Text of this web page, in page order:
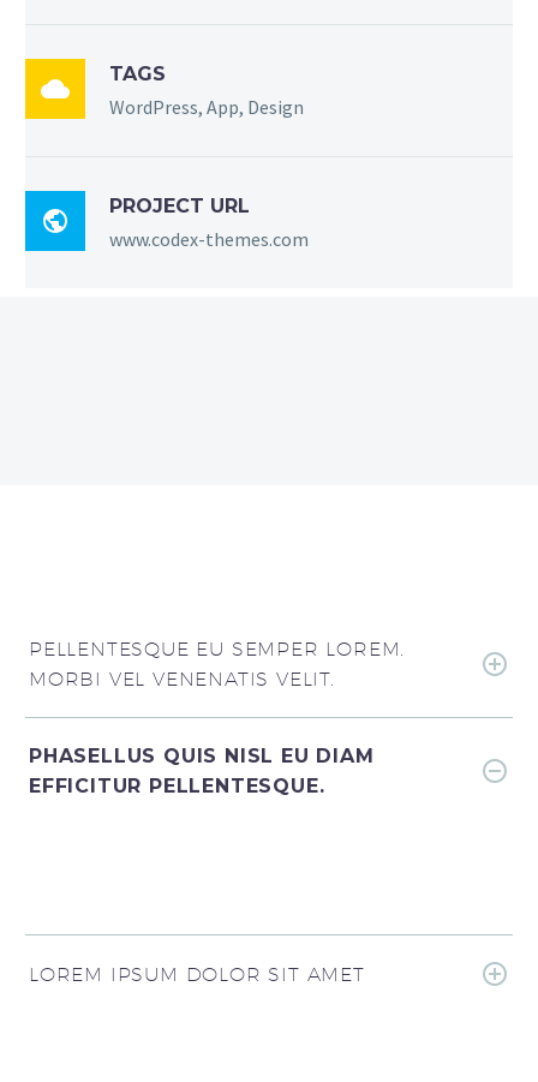

TAGS
WordPress, App, Design

PROJECT URL
www.codex-themes.com
PELLENTESQUE EU SEMPER LOREM.
MORBI VEL VENENATIS VELIT.
PHASELLUS QUIS NISL EU DIAM
EFFICITUR PELLENTESQUE.
LOREM IPSUM DOLOR SIT AMET